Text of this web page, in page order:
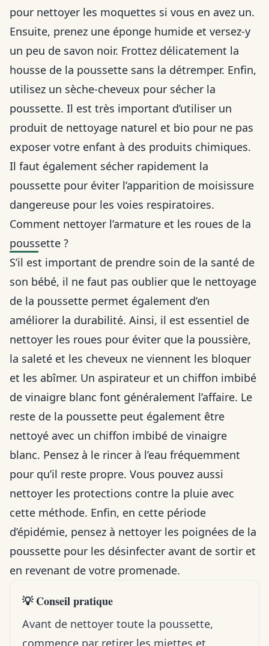
pour nettoyer les moquettes si vous en avez un.
Ensuite, prenez une éponge humide et versez-y
un peu de savon noir. Frottez délicatement la
housse de la poussette sans la détremper. Enfin,
utilisez un sèche-cheveux pour sécher la
poussette. Il est très important d’utiliser un
produit de nettoyage naturel et bio pour ne pas
exposer votre enfant à des produits chimiques.
Il faut également sécher rapidement la
poussette pour éviter l’apparition de moisissure
dangereuse pour les voies respiratoires.
Comment nettoyer l’armature et les roues de la
poussette ?
S’il est important de prendre soin de la santé de
son bébé, il ne faut pas oublier que le nettoyage
de la poussette permet également d’en
améliorer la durabilité. Ainsi, il est essentiel de
nettoyer les roues pour éviter que la poussière,
la saleté et les cheveux ne viennent les bloquer
et les abîmer. Un aspirateur et un chiffon imbibé
de vinaigre blanc font généralement l’affaire. Le
reste de la poussette peut également être
nettoyé avec un chiffon imbibé de vinaigre
blanc. Pensez à le rincer à l’eau fréquemment
pour qu’il reste propre. Vous pouvez aussi
nettoyer les protections contre la pluie avec
cette méthode. Enfin, en cette période
d’épidémie, pensez à nettoyer les poignées de la
poussette pour les désinfecter avant de sortir et
en revenant de votre promenade.
💡 Conseil pratique
Avant de nettoyer toute la poussette,
commence par retirer les miettes et